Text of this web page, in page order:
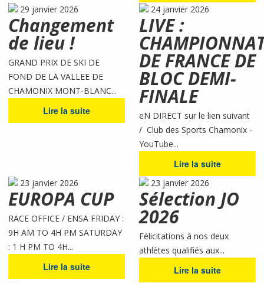
29 janvier 2026
Changement
de lieu !
GRAND PRIX DE SKI DE
FOND DE LA VALLEE DE
CHAMONIX MONT-BLANC...
Lire la suite
24 janvier 2026
LIVE :
DE FRANCE DE
BLOC DEMI-
FINALE
eN DIRECT sur le lien suivant
/ Club des Sports Chamonix -
YouTube...
Lire la suite
23 janvier 2026
EUROPA CUP
RACE OFFICE / ENSA FRIDAY :
9H AM TO 4H PM SATURDAY
: 1 H PM TO 4H...
Lire la suite
23 janvier 2026
Sélection JO
2026
Félicitations à nos deux
athlètes qualifiés aux...
Lire la suite